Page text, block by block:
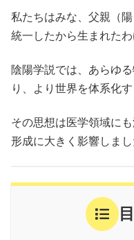
私たちはみな、父親（
統一したから生まれたわ
陰陽学説では、あらゆ
り、より世界を体系化
その思想は医学領域に
形成に大きく影響しまし